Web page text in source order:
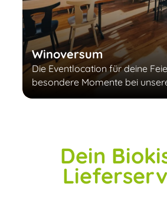
Winoversum
Die Eventlocation für deine
besondere Momente bei
Dein